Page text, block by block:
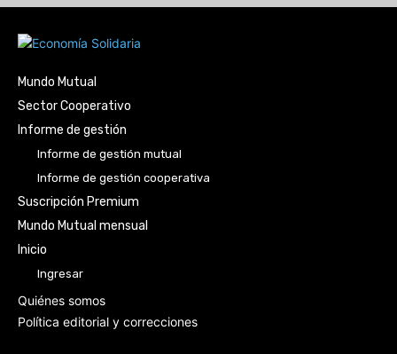
Mundo Mutual
Sector Cooperativo
Informe de gestión
Informe de gestión mutual
Informe de gestión cooperativa
Suscripción Premium
Mundo Mutual mensual
Inicio
Ingresar
Quiénes somos
Política editorial y correcciones